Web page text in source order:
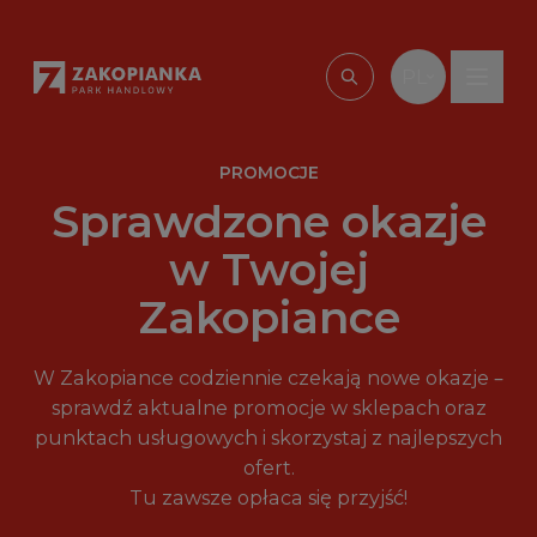
Wpisz, czego
PROMOCJE
Sprawdzone okazje
w Twojej
Zakopiance
W Zakopiance codziennie czekają nowe okazje –
sprawdź aktualne promocje w sklepach oraz
punktach usługowych i skorzystaj z najlepszych
ofert.
Tu zawsze opłaca się przyjść!